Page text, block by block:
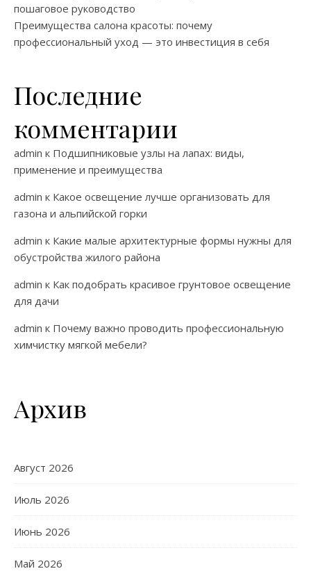
пошаговое руководство
Преимущества салона красоты: почему
профессиональный уход — это инвестиция в себя
Последние
комментарии
admin к Подшипниковые узлы на лапах: виды,
применение и преимущества
admin к Какое освещение лучше организовать для
газона и альпийской горки
admin к Какие малые архитектурные формы нужны для
обустройства жилого района
admin к Как подобрать красивое грунтовое освещение
для дачи
admin к Почему важно проводить профессиональную
химчистку мягкой мебели?
Архив
Август 2026
Июль 2026
Июнь 2026
Май 2026